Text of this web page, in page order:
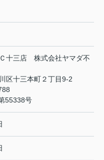
十三店 株式会社ヤマダ不
区十三本町２丁目9-2
55338号